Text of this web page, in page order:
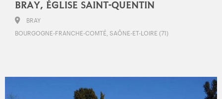
BRAY, ÉGLISE SAINT-QUENTIN
BRAY
BOURGOGNE-FRANCHE-COMTÉ, SAÔNE-ET-LOIRE (71)